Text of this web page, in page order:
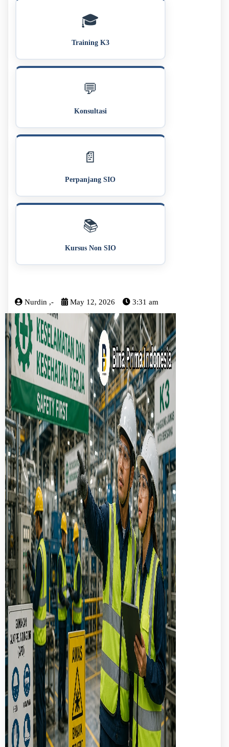
🎓
Training K3
💬
Konsultasi
📄
Perpanjang SIO
📚
Kursus Non SIO
Nurdin ,- May 12, 2026 3:31 am